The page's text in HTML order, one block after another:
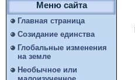
Меню сайта
Главная страница
Созидание единства
Глобальные изменения
на земле
Необычное или